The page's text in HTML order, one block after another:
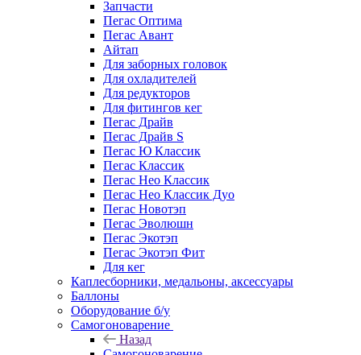
Запчасти
Пегас Оптима
Пегас Авант
Айтап
Для заборных головок
Для охладителей
Для редукторов
Для фитингов кег
Пегас Драйв
Пегас Драйв S
Пегас Ю Классик
Пегас Классик
Пегас Нео Классик
Пегас Нео Классик Дуо
Пегас Новотэп
Пегас Эволюшн
Пегас Экотэп
Пегас Экотэп Фит
Для кег
Каплесборники, медальоны, аксессуары
Баллоны
Оборудование б/у
Самогоноварение
Назад